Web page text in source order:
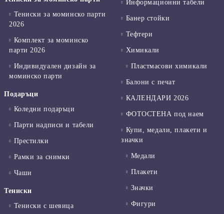
Тениски за моминско парти
2026
Комплект за моминско
парти 2026
Индивидуален дизайн за
моминско парти
Подаръци
Коледни подаръци
Парти надписи и табели
Престилки
Рамки за снимки
Чаши
Тениски
Тениски с шевица
Информационни табели
Банер стойки
Тефтери
Химикали
Пластмасови химикали
Балони с печат
КАЛЕНДАРИ 2026
ФОТОСТЕНА под наем
Купи, медали, плакети и
значки
Медали
Плакети
Значки
Фигури